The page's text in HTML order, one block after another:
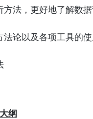
法，更好地了解数
论以及各项工具的
纲